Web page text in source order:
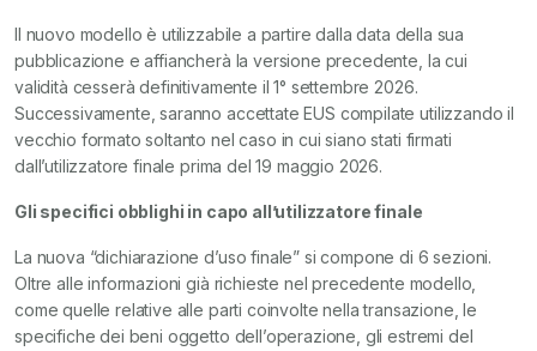
Il nuovo modello è utilizzabile a partire dalla data della sua
pubblicazione e affiancherà la versione precedente, la cui
validità cesserà definitivamente il 1° settembre 2026.
Successivamente, saranno accettate EUS compilate utilizzando il
vecchio formato soltanto nel caso in cui siano stati firmati
dall’utilizzatore finale prima del 19 maggio 2026.
Gli specifici obblighi in capo all’utilizzatore finale
La nuova “dichiarazione d’uso finale” si compone di 6 sezioni.
Oltre alle informazioni già richieste nel precedente modello,
come quelle relative alle parti coinvolte nella transazione, le
specifiche dei beni oggetto dell’operazione, gli estremi del